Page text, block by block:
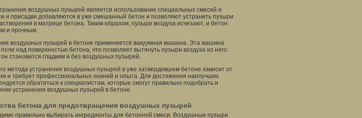
воздушных пузырей является использование специальных смесей и
и присадки добавляются в уже смешанный бетон и позволяют устранить пузыри
в матрице бетона. Таким образом, пузыри воздуха исчезают, и бетон
и прочным.
воздушных пузырей в бетоне применяется вакуумная машина. Эта машина
над поверхностью бетона, что позволяет вытянуть пузыри воздуха из него.
становится гладким и без воздушных пузырей.
метода устранения воздушных пузырей в уже затвердевшем бетоне зависит от
и требует профессиональных знаний и опыта. Для достижения наилучших
обратиться к специалистам, которые смогут правильно подобрать и
устранения воздушных пузырей в бетоне.
бетона для предотвращения воздушных пузырей
правильно выбирать ингредиенты для бетонной смеси. Воздушные пузыри